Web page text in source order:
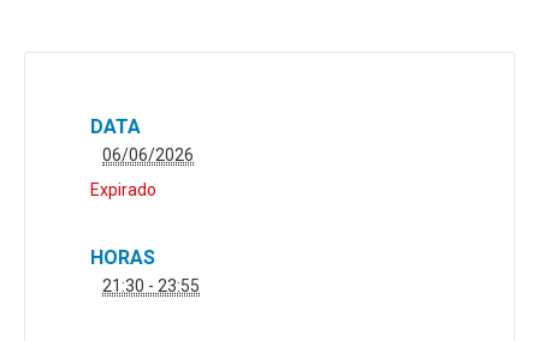
DATA
06/06/2026
Expirado
HORAS
21:30 - 23:55